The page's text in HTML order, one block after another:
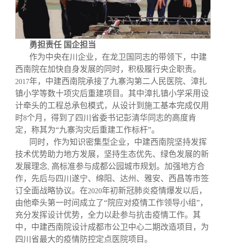
勇担责任 国企担当
作为中央在川企业，在龙卫国同志的带领下，中建
西南院在加快自身发展的同时，积极履行央企职责。
2017年，中建西南院承接了九寨沟第二人民医院、漳扎
镇小学等数十项灾后重建项目。其中漳扎镇小学采用设
计牵头的工程总承包模式，从设计到施工基本完成仅用
时8个月，得到了四川省委书记彭清华同志的高度肯
定，称其为“九寨沟灾后重建工作标杆”。
同时，作为知识密集型企业，中建西南院坚持发挥
技术优势助力地方发展，坚持生态优先、绿色发展的新
发展理念, 高标准参与成都公园城市规划。加强地方合
作，先后与四川遂宁、绵阳、达州、雅安、西昌等市签
订全面战略协议。在2020年初新冠肺炎疫情爆发以后，
由他牵头第一时间成立了“院应对疫情工作领导小组”，
充分发挥设计优势，全力以赴参与抗击疫情工作。其
中，中建西南院设计成都市公卫中心二期改造项目，为
四川省最大的疫情防控定点医院项目。